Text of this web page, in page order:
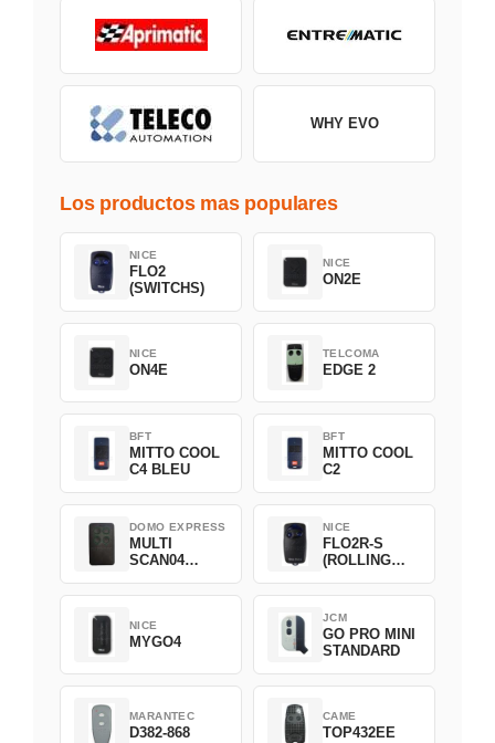
WHY EVO
Los productos mas populares
NICE
FLO2
(SWITCHS)
NICE
ON2E
NICE
ON4E
TELCOMA
EDGE 2
BFT
MITTO COOL
C4 BLEU
BFT
MITTO COOL
C2
DOMO EXPRESS
MULTI
SCAN04
NICE
FLO2R-S
(ROLLING
NICE
MYGO4
JCM
GO PRO MINI
STANDARD
MARANTEC
D382-868
CAME
TOP432EE